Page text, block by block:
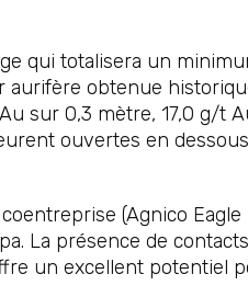
qui totalisera un
aurifère obtenue
sur 0,3 mètre, 17,0 g/t
ouvertes en
(Agnico
La présence de
un excellent